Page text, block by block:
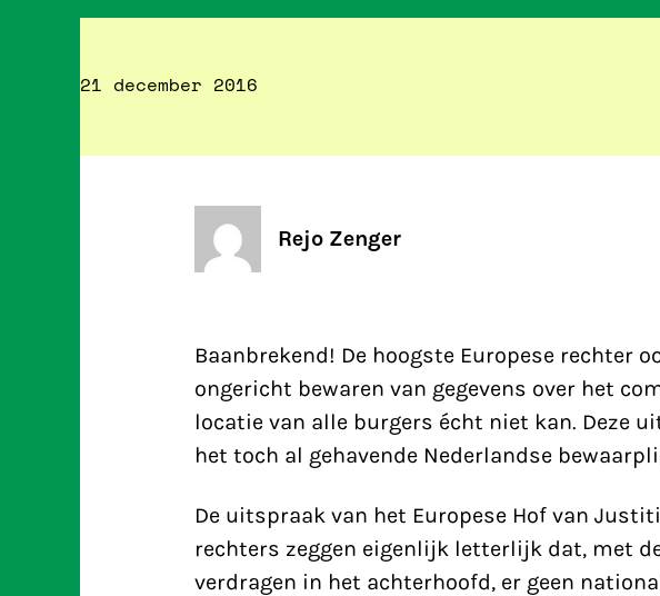
21 december 2016
Rejo Zenger
Baanbrekend! De hoogste Europese rechter
ongericht bewaren van gegevens over het
locatie van alle burgers écht niet kan. Deze
het toch al gehavende Nederlandse
De uitspraak van het Europese Hof van
rechters zeggen eigenlijk letterlijk dat, met
verdragen in het achterhoofd, er geen